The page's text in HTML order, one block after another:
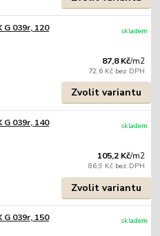
G 039r, 120
87,8 Kč/m2
72,6 Kč bez DPH
skladem
Zvolit variantu
G 039r, 140
105,2 Kč/m2
86,9 Kč bez DPH
skladem
Zvolit variantu
G 039r, 150
skladem